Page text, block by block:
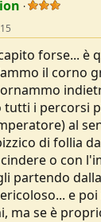
forse... è
il corno
i percorsi
al
di follia
o con
partendo
e
ma se è